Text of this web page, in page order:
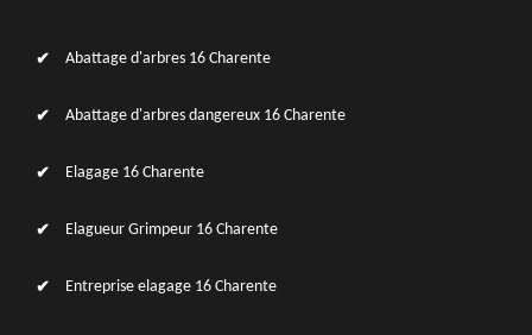
Abattage d'arbres 16 Charente
Abattage d'arbres dangereux 16 Charente
Elagage 16 Charente
Elagueur Grimpeur 16 Charente
Entreprise elagage 16 Charente